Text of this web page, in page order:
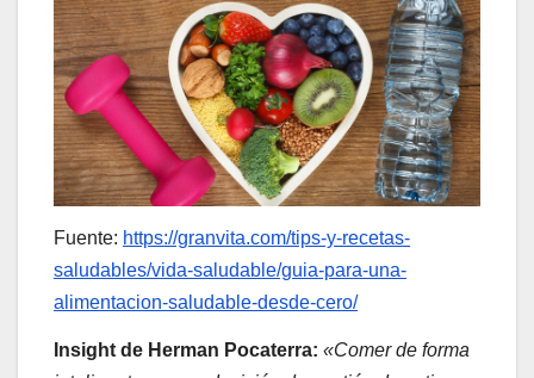
Fuente: https://granvita.com/tips-y-recetas-
saludables/vida-saludable/guia-para-una-
alimentacion-saludable-desde-cero/
Insight de Herman Pocaterra: «Comer de forma